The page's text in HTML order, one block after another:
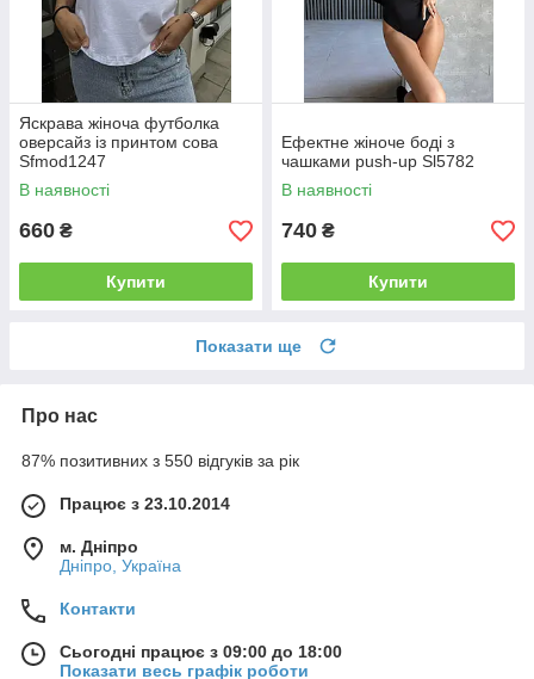
Яскрава жіноча футболка
оверсайз із принтом сова
Sfmod1247
В наявності
660 ₴
Купити
Ефектне жіноче боді з
чашками push-up Sl5782
В наявності
740 ₴
Купити
Показати ще
Про нас
87% позитивних з 550 відгуків за рік
Працює з 23.10.2014
м. Дніпро
Дніпро, Україна
Контакти
Сьогодні працює з 09:00 до 18:00
Показати весь графік роботи